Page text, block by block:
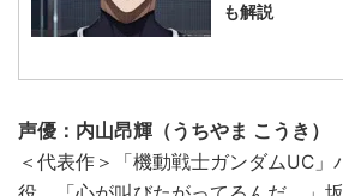
も解説
声優：内山昂輝（うちやま こうき）
＜代表作＞「機動戦士ガンダムUC」